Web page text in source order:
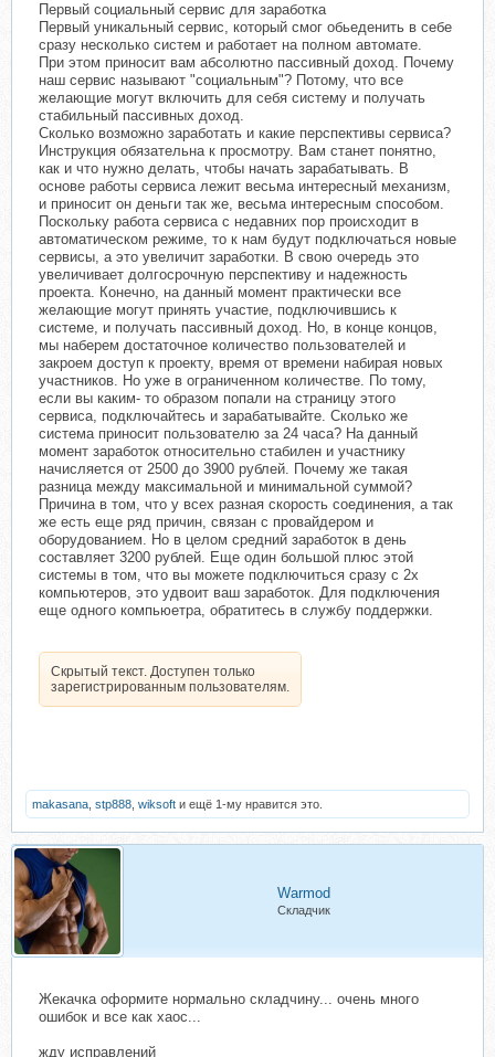
Первый социальный сервис для заработка
Первый уникальный сервис, который смог обьеденить в себе
сразу несколько систем и работает на полном автомате.
При этом приносит вам абсолютно пассивный доход. Почему
наш сервис называют "социальным"? Потому, что все
желающие могут включить для себя систему и получать
стабильный пассивных доход.
Сколько возможно заработать и какие перспективы сервиса?
Инструкция обязательна к просмотру. Вам станет понятно,
как и что нужно делать, чтобы начать зарабатывать. В
основе работы сервиса лежит весьма интересный механизм,
и приносит он деньги так же, весьма интересным способом.
Поскольку работа сервиса с недавних пор происходит в
автоматическом режиме, то к нам будут подключаться новые
сервисы, а это увеличит заработки. В свою очередь это
увеличивает долгосрочную перспективу и надежность
проекта. Конечно, на данный момент практически все
желающие могут принять участие, подключившись к
системе, и получать пассивный доход. Но, в конце концов,
мы наберем достаточное количество пользователей и
закроем доступ к проекту, время от времени набирая новых
участников. Но уже в ограниченном количестве. По тому,
если вы каким- то образом попали на страницу этого
сервиса, подключайтесь и зарабатывайте. Сколько же
система приносит пользователю за 24 часа? На данный
момент заработок относительно стабилен и участнику
начисляется от 2500 до 3900 рублей. Почему же такая
разница между максимальной и минимальной суммой?
Причина в том, что у всех разная скорость соединения, а так
же есть еще ряд причин, связан с провайдером и
оборудованием. Но в целом средний заработок в день
составляет 3200 рублей. Еще один большой плюс этой
системы в том, что вы можете подключиться сразу с 2х
компьютеров, это удвоит ваш заработок. Для подключения
еще одного компьюетра, обратитесь в службу поддержки.
Скрытый текст. Доступен только
зарегистрированным пользователям.
makasana stp888 wiksoft и ещё 1-му нравится это.
Warmod
Складчик
Жекачка оформите нормально складчину... очень много
ошибок и все как хаос...
жду исправлений